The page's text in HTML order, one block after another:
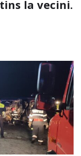
la vecini.